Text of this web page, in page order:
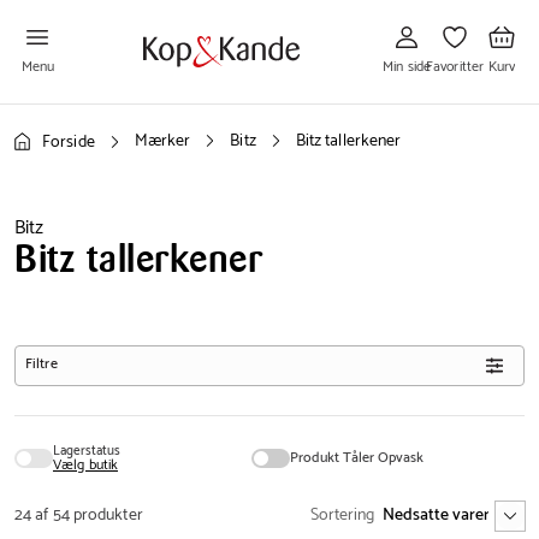
Menu
til
Min
side
Min side
til
Favoritter
Favoritter
til
Kurv
Kurv
Forside Mærker Bitz Bitz tallerkener
Bitz
Bitz tallerkener
Filtre
Lagerstatus
Vælg butik Produkt Tåler Opvask
24 af 54 produkter Sortering